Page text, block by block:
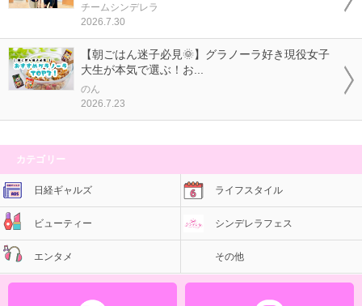
チームシンデレラ
2026.7.30
【朝ごはん迷子必見🌞】グラノーラ好き現役女子
大生が本気で選ぶ！お...
のん
2026.7.23
カテゴリー
日経ギャルズ ライフスタイル
ビューティー シンデレラフェス
エンタメ その他